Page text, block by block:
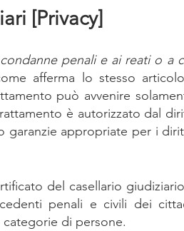
[Privacy]
penali e ai reati o a
afferma lo stesso
può avvenire
è autorizzato dal
garanzie appropriate per i
del casellario
penali e civili dei
di persone.